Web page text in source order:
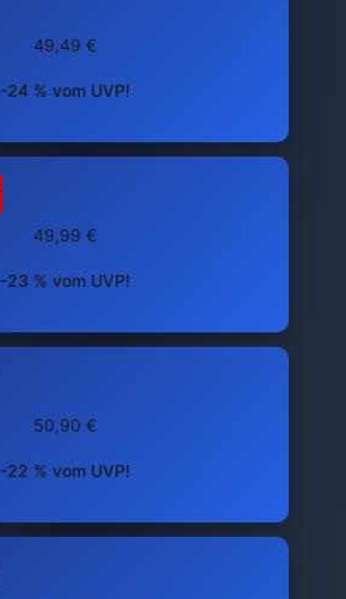
49,49 €
-24 % vom UVP!
49,99 €
-23 % vom UVP!
50,90 €
-22 % vom UVP!